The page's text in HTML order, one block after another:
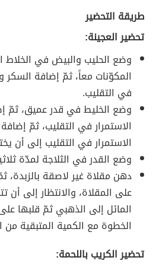
طريقة التحضير
تحضير العجينة:
وضع الحليب والبيض في الخلاط
المكوّنات معاً، ثمّ إضافة السكر
في التقليب.
وضع الخليط في قدر عميق، ثمّ
الاستمرار في التقليب، ثمّ
الاستمرار في التقليب إلى أن
وضع القدر في الثلاجة لمدّة
دهن مقلاة غير لاصقة بالزبدة،
على المقلاة، والانتظار إلى أن
المائل إلى الذهبي ثمّ قلبها على
الخطوة مع الكمية المتبقية من
تحضير الكريب باللحمة: